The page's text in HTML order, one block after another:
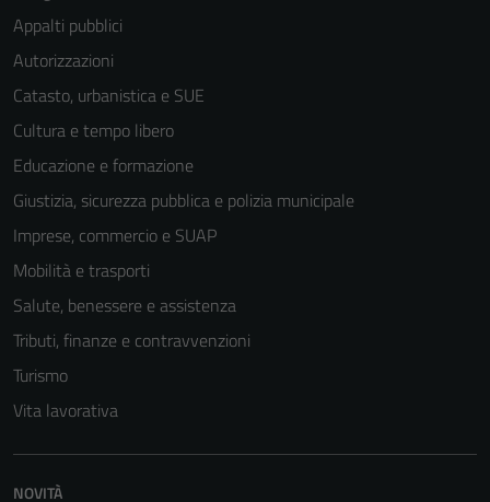
Appalti pubblici
Autorizzazioni
Catasto, urbanistica e SUE
Cultura e tempo libero
Educazione e formazione
Giustizia, sicurezza pubblica e polizia municipale
Imprese, commercio e SUAP
Mobilità e trasporti
Salute, benessere e assistenza
Tributi, finanze e contravvenzioni
Turismo
Vita lavorativa
NOVITÀ